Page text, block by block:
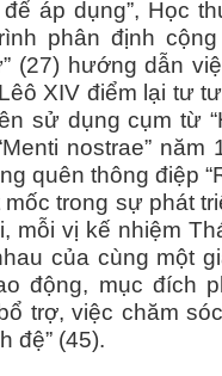
áp dụng”, Học
phân định
(27) hướng dẫn
XIV điểm lại tư
sử dụng cụm từ
nostrae”
quên thông điệp
mốc trong sự phát
mỗi vị kế nhiệm
của cùng một
động, mục đích
trợ, việc chăm
đệ” (45).